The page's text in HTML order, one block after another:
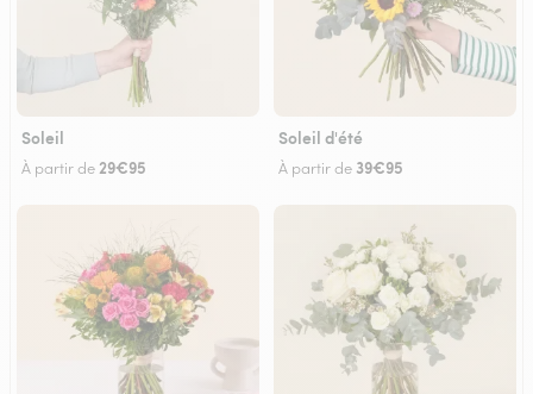
Soleil
À partir de 29€95
Soleil d'été
À partir de 39€95